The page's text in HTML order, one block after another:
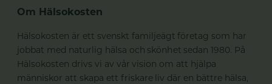
Om Hälsokosten
Hälsokosten är ett svenskt familjeägt företag som har
jobbat med naturlig hälsa och skönhet sedan 1980. På
Hälsokosten drivs vi av vår vision om att hjälpa
människor att skapa ett friskare liv där en bättre hälsa,